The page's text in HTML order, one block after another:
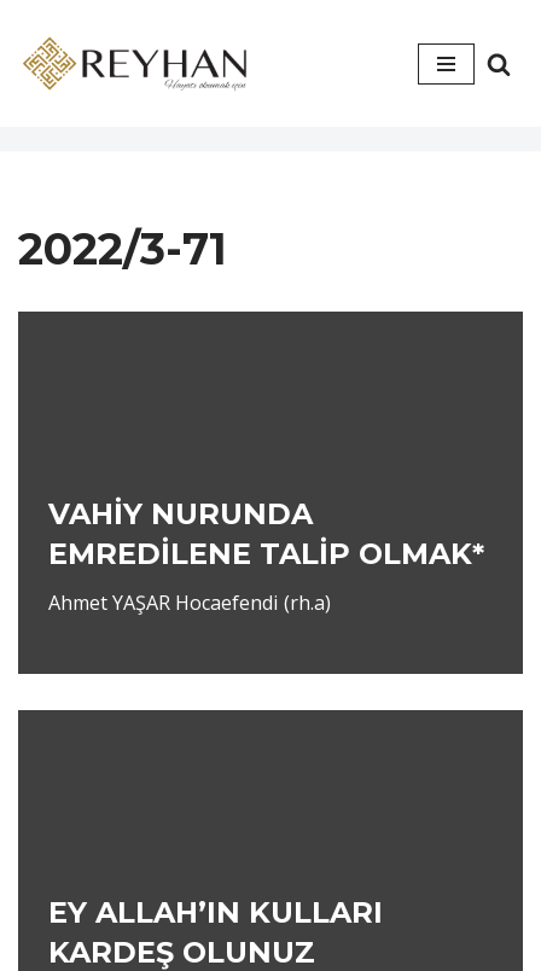
İçeriğe
2022/3-71
VAHİY NURUNDA
EMREDİLENE TALİP OLMAK*
Ahmet YAŞAR Hocaefendi (rh.a)
EY ALLAH’IN KULLARI
KARDEŞ OLUNUZ